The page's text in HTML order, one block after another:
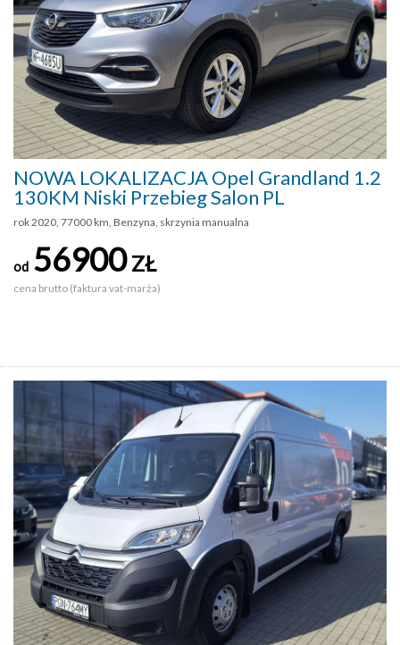
NOWA LOKALIZACJA Opel Grandland 1.2
130KM Niski Przebieg Salon PL
rok 2020, 77000 km, Benzyna, skrzynia manualna
od 56900ZŁ
cena brutto (faktura vat-marża)